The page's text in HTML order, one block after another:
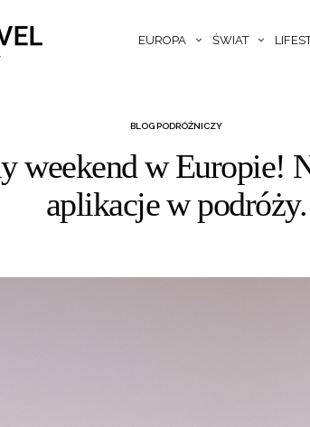
EUROPA ŚWIAT
BLOG PODRÓŻNICZY
weekend w Europie!
aplikacje w podróży.